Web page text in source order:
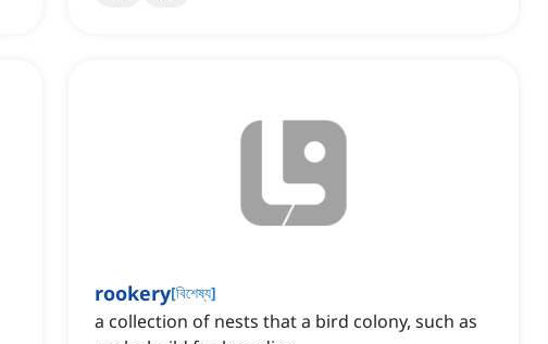
rookery[বিশেষ্য]
a collection of nests that a bird colony, such as